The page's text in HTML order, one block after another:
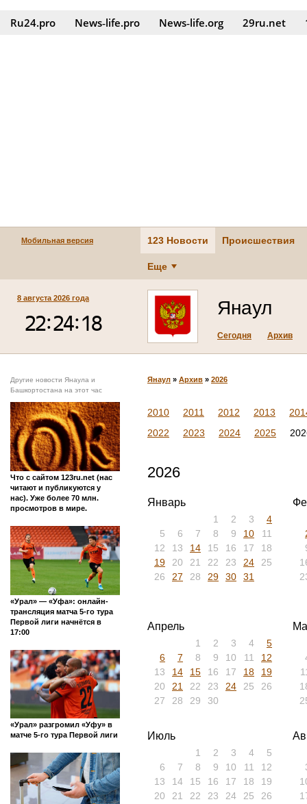
Ru24.pro News‑life.pro News‑life.org 29ru.net
Мобильная версия 123 Новости Происшествия
Еще
8 августа 2026 года Янаул
Сегодня Архив
Другие новости Янаула и
Башкортостана на этот час
Что с сайтом 123ru.net (нас
читают и публикуются у
нас). Уже более 70 млн.
просмотров в мире.
«Урал» — «Уфа»: онлайн-
трансляция матча 5-го тура
Первой лиги начнётся в
17:00
«Урал» разгромил «Уфу» в
матче 5-го тура Первой лиги
Янаул » Архив » 2026
2010 2011 2012 2013
2022
2023 2024 2025
2026
Январь
1 2 3
4
5
6 7 8 9 10
11
12
13 14 15 16 17
18
19
20 21 22 23 24
25
26
27 28 29 30 31
Апрель
1 2 3 4
5
6
7 8 9 10 11
12
13
14 15 16 17 18
19
20
21 22 23 24 25
26
27
28 29 30
Июль
1 2 3 4
5
6
7 8 9 10 11
12
13
14 15 16 17 18
19
20
21 22 23 24 25
26